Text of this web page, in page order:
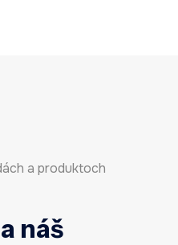
a produktoch
náš